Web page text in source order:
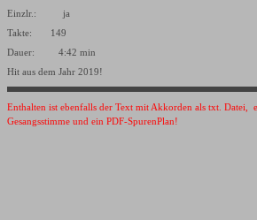
Einzlr.: ja
Takte: 149
Dauer: 4:42 min
Hit aus dem Jahr 2019!
Enthalten ist ebenfalls der Text mit Akkorden als txt. Datei,
Gesangsstimme und ein PDF-SpurenPlan!